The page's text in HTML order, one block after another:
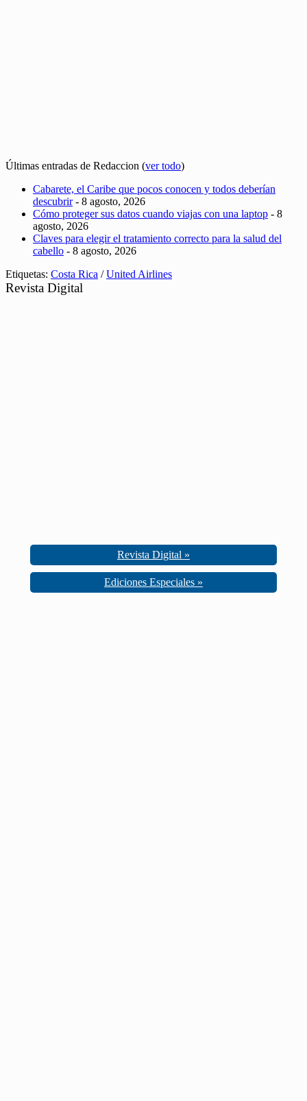
Últimas entradas de Redaccion (ver todo)
Cabarete, el Caribe que pocos conocen y todos deberían
descubrir- 8 agosto, 2026
Cómo proteger sus datos cuando viajas con una laptop - 8
agosto, 2026
Claves para elegir el tratamiento correcto para la salud del
cabello - 8 agosto, 2026
Etiquetas: Costa Rica /United Airlines
Revista Digital
Revista Digital »
Ediciones Especiales »